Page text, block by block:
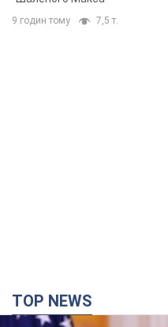
9 годин тому 7,5 т.
TOP NEWS